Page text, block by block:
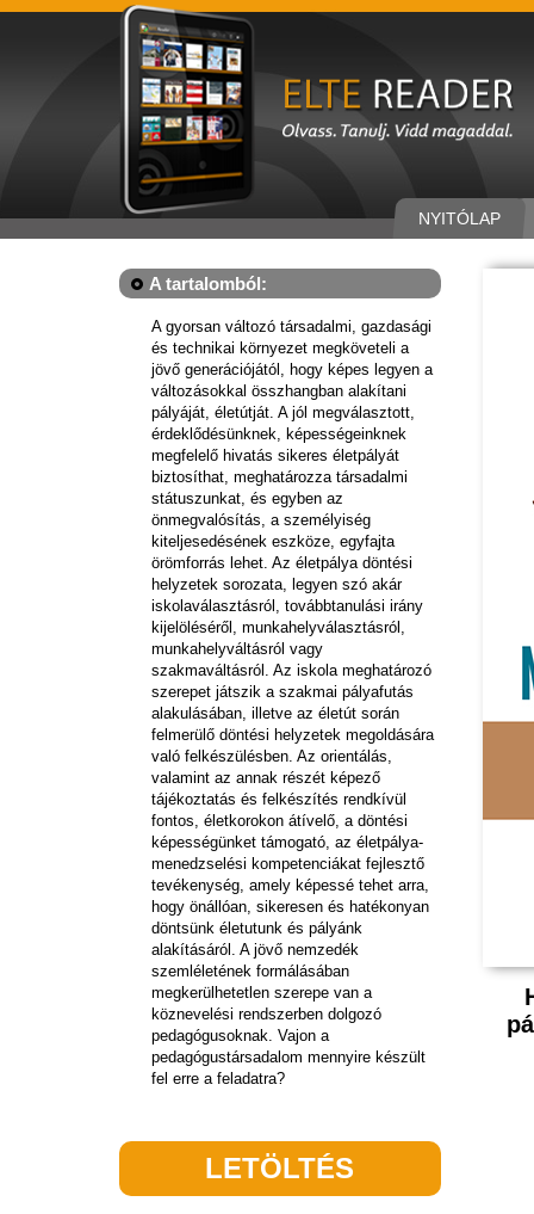
NYITÓLAP
A tartalomból:
A gyorsan változó társadalmi, gazdasági
és technikai környezet megköveteli a
jövő generációjától, hogy képes legyen a
változásokkal összhangban alakítani
pályáját, életútját. A jól megválasztott,
érdeklődésünknek, képességeinknek
megfelelő hivatás sikeres életpályát
biztosíthat, meghatározza társadalmi
státuszunkat, és egyben az
önmegvalósítás, a személyiség
kiteljesedésének eszköze, egyfajta
örömforrás lehet. Az életpálya döntési
helyzetek sorozata, legyen szó akár
iskolaválasztásról, továbbtanulási irány
kijelöléséről, munkahelyválasztásról,
munkahelyváltásról vagy
szakmaváltásról. Az iskola meghatározó
szerepet játszik a szakmai pályafutás
alakulásában, illetve az életút során
felmerülő döntési helyzetek megoldására
való felkészülésben. Az orientálás,
valamint az annak részét képező
tájékoztatás és felkészítés rendkívül
fontos, életkorokon átívelő, a döntési
képességünket támogató, az életpálya-
menedzselési kompetenciákat fejlesztő
tevékenység, amely képessé tehet arra,
hogy önállóan, sikeresen és hatékonyan
döntsünk életutunk és pályánk
alakításáról. A jövő nemzedék
szemléletének formálásában
megkerülhetetlen szerepe van a
köznevelési rendszerben dolgozó
pedagógusoknak. Vajon a
pedagógustársadalom mennyire készült
fel erre a feladatra?
LETÖLTÉS